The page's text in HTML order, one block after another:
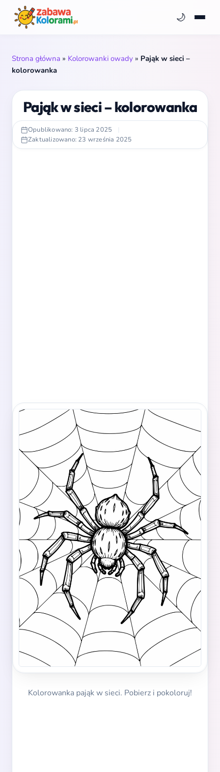
🌙
Strona główna » Kolorowanki owady » Pająk w sieci –
kolorowanka
Pająk w sieci – kolorowanka
Opublikowano: 3 lipca 2025
|
Zaktualizowano: 23 września 2025
Kolorowanka pająk w sieci. Pobierz i pokoloruj!